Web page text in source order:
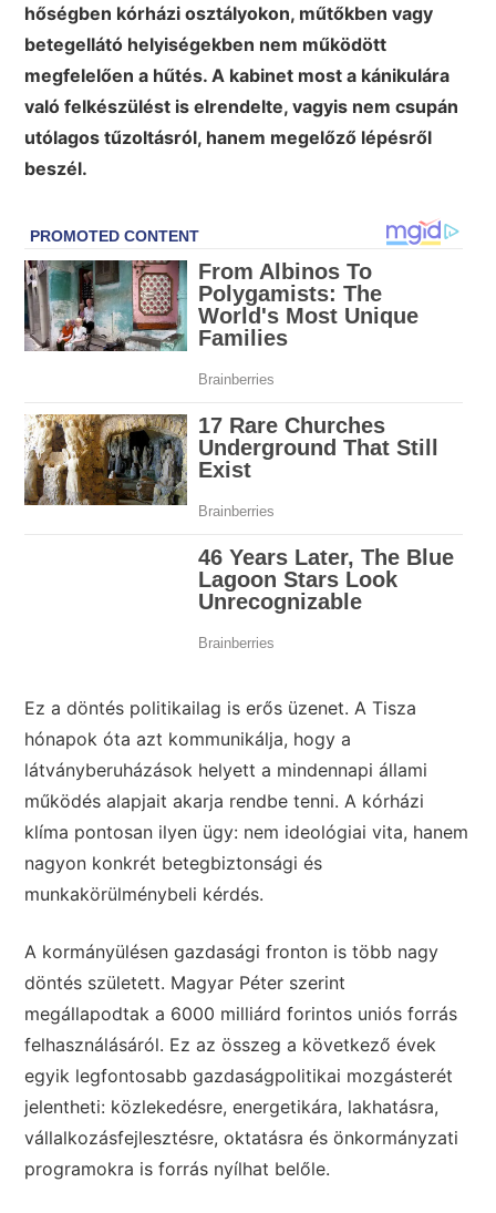
hőségben kórházi osztályokon, műtőkben vagy
betegellátó helyiségekben nem működött
megfelelően a hűtés. A kabinet most a kánikulára
való felkészülést is elrendelte, vagyis nem csupán
utólagos tűzoltásról, hanem megelőző lépésről
beszél.
Ez a döntés politikailag is erős üzenet. A Tisza
hónapok óta azt kommunikálja, hogy a
látványberuházások helyett a mindennapi állami
működés alapjait akarja rendbe tenni. A kórházi
klíma pontosan ilyen ügy: nem ideológiai vita, hanem
nagyon konkrét betegbiztonsági és
munkakörülménybeli kérdés.
A kormányülésen gazdasági fronton is több nagy
döntés született. Magyar Péter szerint
megállapodtak a 6000 milliárd forintos uniós forrás
felhasználásáról. Ez az összeg a következő évek
egyik legfontosabb gazdaságpolitikai mozgásterét
jelentheti: közlekedésre, energetikára, lakhatásra,
vállalkozásfejlesztésre, oktatásra és önkormányzati
programokra is forrás nyílhat belőle.